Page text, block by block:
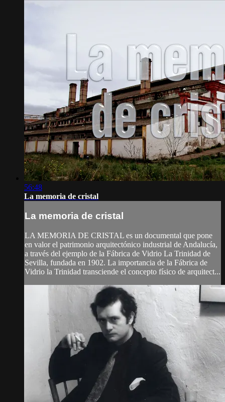
56:48
La memoria de cristal
La memoria de cristal
LA MEMORIA DE CRISTAL es un documental que pone
en valor el patrimonio arquitectónico industrial de Andalucía,
a través del ejemplo de la Fábrica de Vidrio La Trinidad de
Sevilla, fundada en 1902. La importancia de la Fábrica de
Vidrio la Trinidad transciende el concepto físico de arquitect...